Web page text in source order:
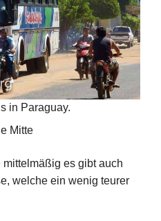
in Paraguay.
Mitte
mittelmäßig es gibt auch
welche ein wenig teurer